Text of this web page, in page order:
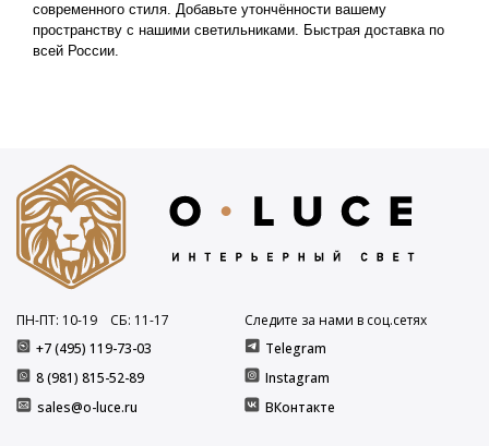
современного стиля. Добавьте утончённости вашему
пространству с нашими светильниками. Быстрая доставка по
всей России.
+7 (495) 119-73-03
8 (981) 815-52-89
ПН-ПТ: 10-19 СБ: 11-17
sales@o-luce.ru
Следите за нами в соц.сетях
Telegram
Instagram
ВКонтакте